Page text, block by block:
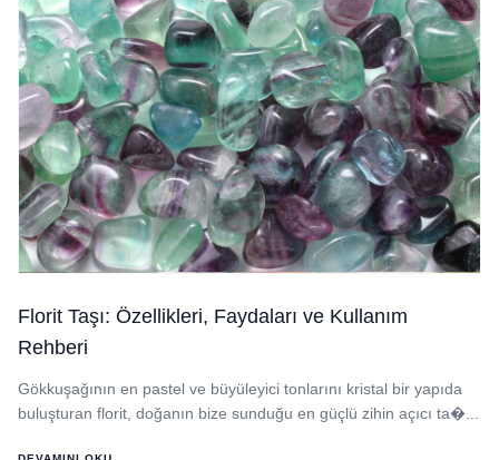
Florit Taşı: Özellikleri, Faydaları ve Kullanım
Rehberi
Gökkuşağının en pastel ve büyüleyici tonlarını kristal bir yapıda
buluşturan florit, doğanın bize sunduğu en güçlü zihin açıcı ta�...